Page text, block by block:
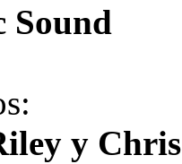
Sound
y Chris